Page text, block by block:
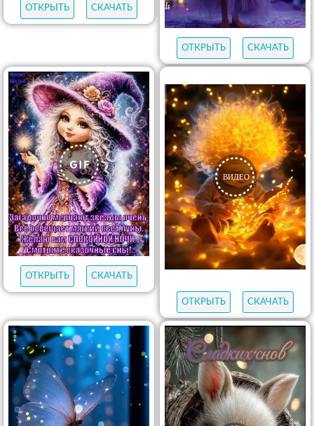
ОТКРЫТЬ СКАЧАТЬ
ОТКРЫТЬ СКАЧАТЬ
ОТКРЫТЬ СКАЧАТЬ
ОТКРЫТЬ СКАЧАТЬ